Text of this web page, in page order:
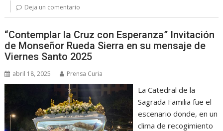
Deja un comentario
“Contemplar la Cruz con Esperanza” Invitación
de Monseñor Rueda Sierra en su mensaje de
Viernes Santo 2025
abril 18, 2025 Prensa Curia
La Catedral de la
Sagrada Familia fue el
escenario donde, en un
clima de recogimiento